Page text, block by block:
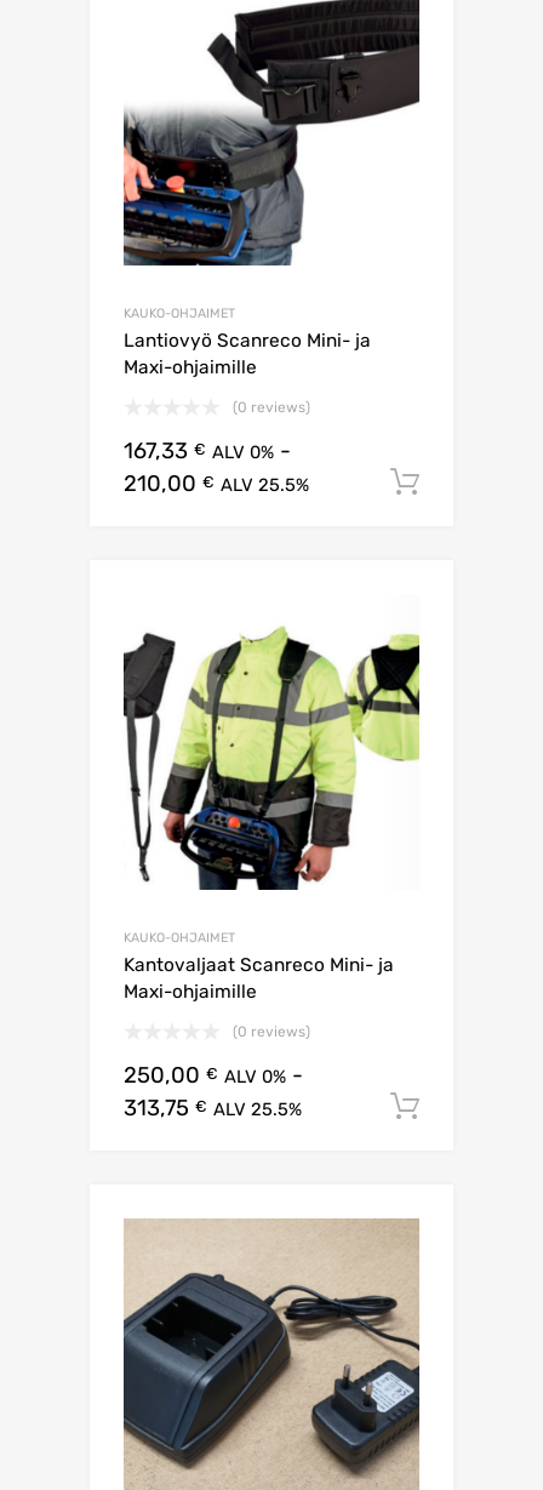
KAUKO-OHJAIMET
Lantiovyö Scanreco Mini- ja
Maxi-ohjaimille
(0 reviews)
167,33 € ALV 0% -
210,00 € ALV 25.5%
KAUKO-OHJAIMET
Kantovaljaat Scanreco Mini- ja
Maxi-ohjaimille
(0 reviews)
250,00 € ALV 0% -
313,75 € ALV 25.5%